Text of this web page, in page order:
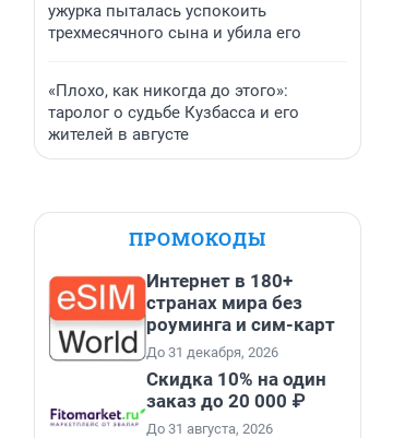
ужурка пыталась успокоить
трехмесячного сына и убила его
«Плохо, как никогда до этого»:
таролог о судьбе Кузбасса и его
жителей в августе
ПРОМОКОДЫ
Интернет в 180+
странах мира без
роуминга и сим-карт
До 31 декабря, 2026
Скидка 10% на один
заказ до 20 000 ₽
До 31 августа, 2026